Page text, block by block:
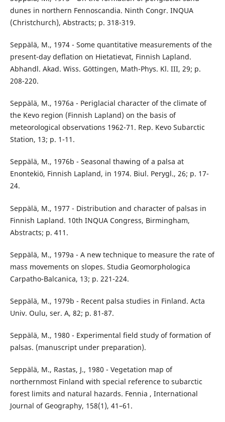
dunes in northern Fennoscandia. Ninth Congr. INQUA
(Christchurch), Abstracts; p. 318-319.
Seppälä, M., 1974 - Some quantitative measurements of the
present-day deflation on Hietatievat, Finnish Lapland.
Abhandl. Akad. Wiss. Göttingen, Math-Phys. Kl. III, 29; p.
208-220.
Seppälä, M., 1976a - Periglacial character of the climate of
the Kevo region (Finnish Lapland) on the basis of
meteorological observations 1962-71. Rep. Kevo Subarctic
Station, 13; p. 1-11.
Seppälä, M., 1976b - Seasonal thawing of a palsa at
Enontekiö, Finnish Lapland, in 1974. Biul. Perygl., 26; p. 17-
24.
Seppälä, M., 1977 - Distribution and character of palsas in
Finnish Lapland. 10th INQUA Congress, Birmingham,
Abstracts; p. 411.
Seppälä, M., 1979a - A new technique to measure the rate of
mass movements on slopes. Studia Geomorphologica
Carpatho-Balcanica, 13; p. 221-224.
Seppälä, M., 1979b - Recent palsa studies in Finland. Acta
Univ. Oulu, ser. A, 82; p. 81-87.
Seppälä, M., 1980 - Experimental field study of formation of
palsas. (manuscript under preparation).
Seppälä, M., Rastas, J., 1980 - Vegetation map of
northernmost Finland with special reference to subarctic
forest limits and natural hazards. Fennia , International
Journal of Geography, 158(1), 41–61.